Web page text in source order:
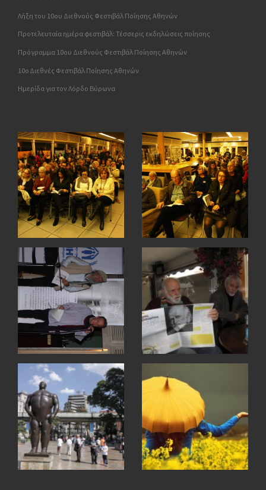
Λήξη του 10ου Διεθνούς Φεστιβάλ Ποίησης Αθηνών
Προτελευταία ημέρα φεστιβάλ: Τέσσερις εκδηλώσεις ποίησης
Πρόγραμμα 10ου Διεθνούς Φεστιβάλ Ποίησης Αθηνών
10o Διεθνές Φεστιβάλ Ποίησης Αθηνών
Ημερίδα για τον Λόρδο Βύρωνα